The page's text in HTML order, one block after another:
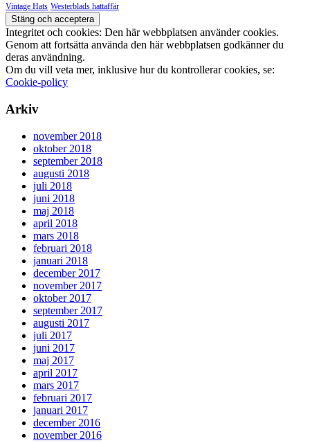
Vintage Hats Westerblads hattaffär
Integritet och cookies: Den här webbplatsen använder cookies.
Genom att fortsätta använda den här webbplatsen godkänner du
deras användning.
Om du vill veta mer, inklusive hur du kontrollerar cookies, se:
Cookie-policy
Arkiv
november 2018
oktober 2018
september 2018
augusti 2018
juli 2018
juni 2018
maj 2018
april 2018
mars 2018
februari 2018
januari 2018
december 2017
november 2017
oktober 2017
september 2017
augusti 2017
juli 2017
juni 2017
maj 2017
april 2017
mars 2017
februari 2017
januari 2017
december 2016
november 2016